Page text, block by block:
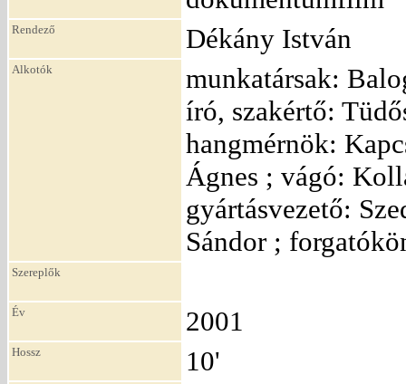
Rendező Dékány István
Alkotók
munkatársak:
író, szakértő:
hangmérnök:
Ágnes ; vágó:
gyártásvezető:
Sándor ;
Szereplők
Év 2001
Hossz 10'